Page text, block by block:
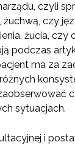
czyli
żuchwą, czy
żucia, czy
podczas
ma za
sytuacjach.
i